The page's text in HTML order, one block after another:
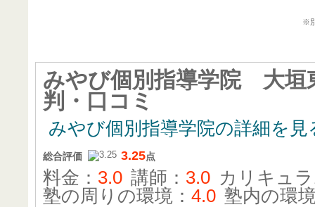
※
みやび個別指導学院 大垣
判・口コミ
みやび個別指導学院の詳細を見
総合評価 3.25点
料金： 3.0 講師： 3.0 カリキュ
塾の周りの環境： 4.0 塾内の環